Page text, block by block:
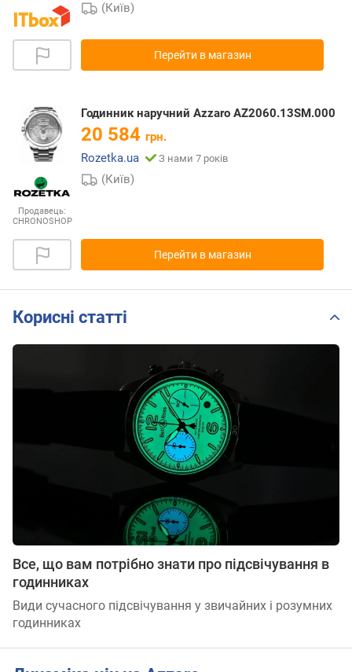
(Київ)
Перейти в магазин
Продавець:
CHRONOSHOP
Годинник наручний Azzaro AZ2060.13SM.000
20 584 грн.
Rozetka.ua
З нами 7 років
(Київ)
Перейти в магазин
Корисні статті
Все, що вам потрібно знати про підсвічування в
годинниках
Види сучасного підсвічування у звичайних і розумних
годинниках